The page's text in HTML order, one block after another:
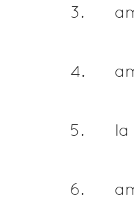
3.
4.
5. la
6.